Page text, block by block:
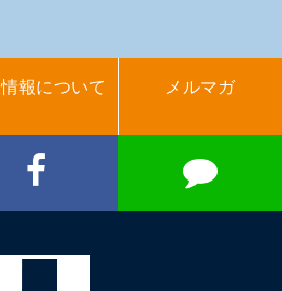
報について メルマガ